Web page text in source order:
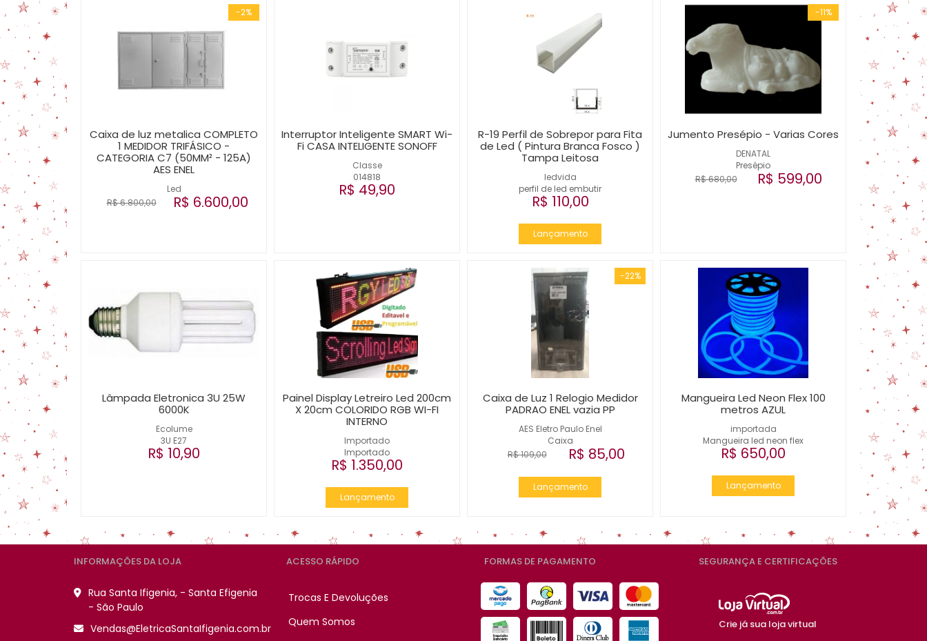
-2%
Led
Caixa de luz metalica COMPLETO
1 MEDIDOR TRIFÁSICO -
CATEGORIA C7 (50MM² - 125A)
AES ENEL
R$ 6.800,00 R$ 6.600,00
Classe
014818
Interruptor Inteligente SMART Wi-
Fi CASA INTELIGENTE SONOFF
R$ 49,90
ledvida
perfil de led embutir
R-19 Perfil de Sobrepor para Fita
de Led ( Pintura Branca Fosco )
Tampa Leitosa
R$ 110,00
Lançamento
-11%
DENATAL
Presépio
Jumento Presépio - Varias Cores
R$ 680,00 R$ 599,00
Ecolume
3U E27
Lâmpada Eletronica 3U 25W
6000K
R$ 10,90
Importado
Importado
Painel Display Letreiro Led 200cm
X 20cm COLORIDO RGB WI-FI
INTERNO
R$ 1.350,00
Lançamento
-22%
AES Eletro Paulo Enel
Caixa
Caixa de Luz 1 Relogio Medidor
PADRAO ENEL vazia PP
R$ 109,00 R$ 85,00
Lançamento
importada
Mangueira led neon flex
Mangueira Led Neon Flex 100
metros AZUL
R$ 650,00
Lançamento
INFORMAÇÕES DA LOJA
Rua Santa Ifigenia, - Santa Efigenia
- São Paulo
Vendas@EletricaSantaIfigenia.com.br
ACESSO RÁPIDO
Trocas E Devoluções
Quem Somos
FORMAS DE PAGAMENTO SEGURANÇA E CERTIFICAÇÕES
Crie já sua loja virtual